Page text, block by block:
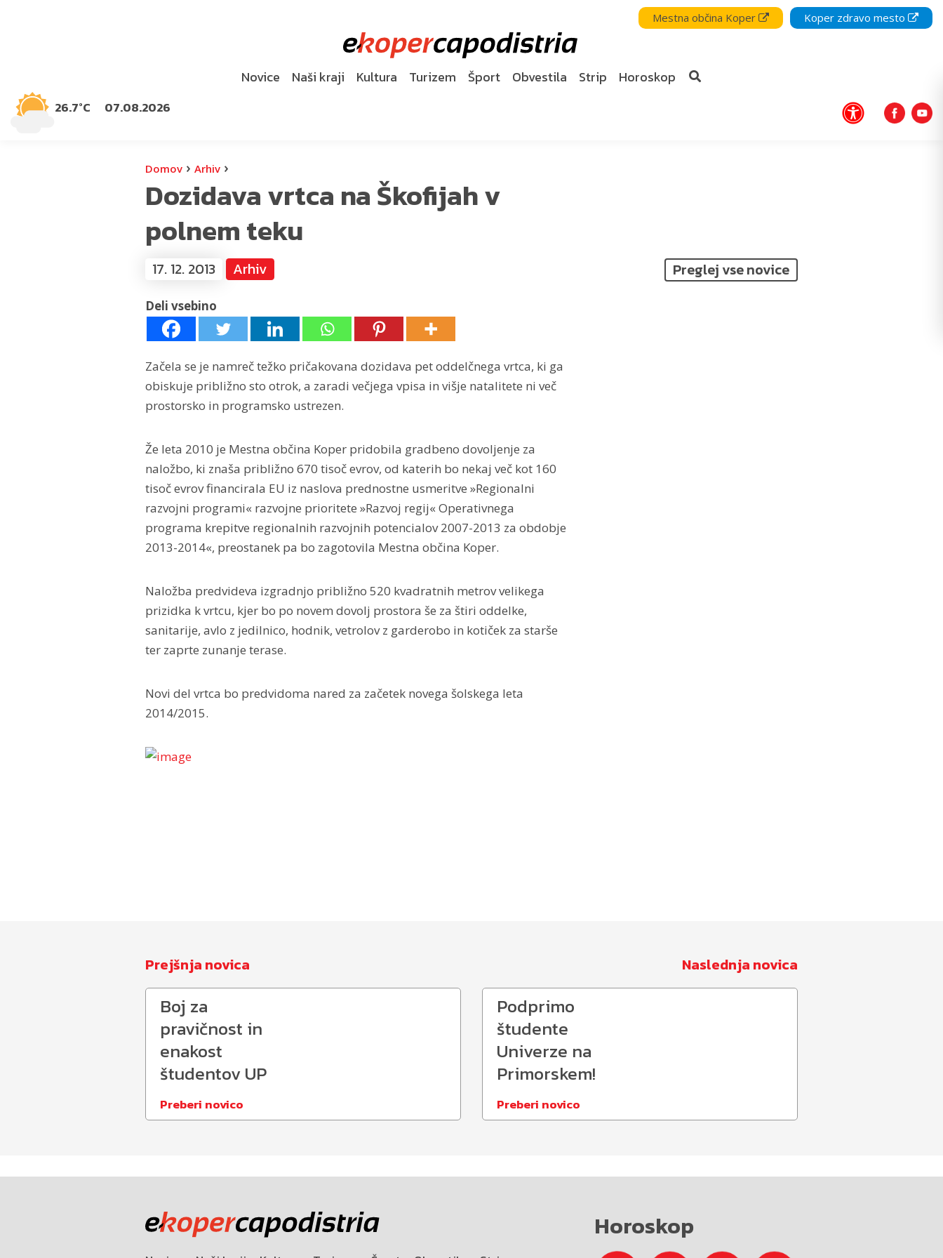
Mestna občina Koper Koper zdravo mesto
26.7°C 07.08.2026
Novice Naši kraji Kultura Turizem Šport Obvestila Strip Horoskop
Domov › Arhiv ›
Dozidava vrtca na Škofijah v
polnem teku
17. 12. 2013 Arhiv Preglej vse novice
Deli vsebino
Začela se je namreč težko pričakovana dozidava pet oddelčnega vrtca, ki ga
obiskuje približno sto otrok, a zaradi večjega vpisa in višje natalitete ni več
prostorsko in programsko ustrezen.
Že leta 2010 je Mestna občina Koper pridobila gradbeno dovoljenje za
naložbo, ki znaša približno 670 tisoč evrov, od katerih bo nekaj več kot 160
tisoč evrov financirala EU iz naslova prednostne usmeritve »Regionalni
razvojni programi« razvojne prioritete »Razvoj regij« Operativnega
programa krepitve regionalnih razvojnih potencialov 2007-2013 za obdobje
2013-2014«, preostanek pa bo zagotovila Mestna občina Koper.
Naložba predvideva izgradnjo približno 520 kvadratnih metrov velikega
prizidka k vrtcu, kjer bo po novem dovolj prostora še za štiri oddelke,
sanitarije, avlo z jedilnico, hodnik, vetrolov z garderobo in kotiček za starše
ter zaprte zunanje terase.
Novi del vrtca bo predvidoma nared za začetek novega šolskega leta
2014/2015.
Prejšnja novica Naslednja novica
Boj za
pravičnost in
enakost
študentov UP
Preberi novico
Podprimo
študente
Univerze na
Primorskem!
Preberi novico
Horoskop